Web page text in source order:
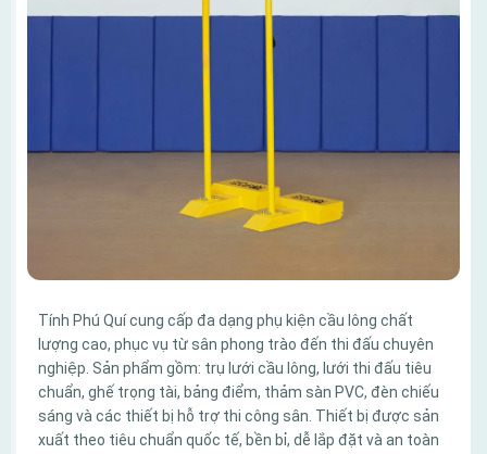
Tính Phú Quí cung cấp đa dạng phụ kiện cầu lông chất
lượng cao, phục vụ từ sân phong trào đến thi đấu chuyên
nghiệp. Sản phẩm gồm: trụ lưới cầu lông, lưới thi đấu tiêu
chuẩn, ghế trọng tài, bảng điểm, thảm sàn PVC, đèn chiếu
sáng và các thiết bị hỗ trợ thi công sân. Thiết bị được sản
xuất theo tiêu chuẩn quốc tế, bền bỉ, dễ lắp đặt và an toàn